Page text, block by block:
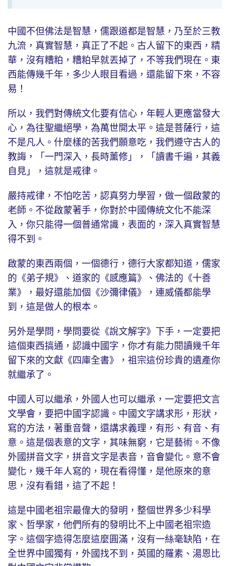
中國不但佛法是智慧，儒跟道都是智慧，乃至於三教
九流，真實智慧，真正了不起。古人留下的東西，精
華，沒有糟粕，糟粕早就丟掉了，不等我們現在。東
西能傳幾千年，多少人眼目看過，還能留下來，不容
易！
所以，我們對傳統文化要有信心，年輕人更應當發大
心，為往聖繼絕學，為萬世開太平。這是菩薩行，這
不是凡人。什麼樣的苦我們願意吃，我們遵守古人的
教誨，「一門深入，長時薰修」，「讀書千遍，其義
自見」，這就是戒律。
嚴持戒律，不怕吃苦，認真努力學習，做一個啟蒙的
老師。不從啟蒙著手，你對於中國傳統文化不能深
入，你只能得一個普通常識，表面的，深入真實智慧
得不到。
啟蒙的東西兩個，一個德行，德行大家都知道，儒家
的《弟子規》、道家的《感應篇》、佛法的《十善
業》，最好還能加個《沙彌律儀》，連威儀都能學
到，這是做人的根本。
另外是學問，學問要從《說文解字》下手，一定要把
這個東西搞通，認識中國字，你才有能力閱讀幾千年
留下來的文獻《四庫全書》，祖宗這份珍貴的遺產你
就繼承了。
中國人可以繼承，外國人也可以繼承，一定要把文言
文學會，要把中國字認識。中國文字講求形，形狀，
寫的方法，著重音聲，還講求義理，有形、有音、有
意。這是個表意的文字，其味無窮，它是藝術。不像
外國拼音文字，拼音文字是表音，音會變化。意不會
變化，幾千年人寫的，現在看得懂，是他原來的意
思，沒有看錯，這了不起！
這是中國老祖宗最偉大的發明，整個世界多少科學
家、哲學家，他們所有的發明比不上中國老祖宗造
字。這個字造得怎麼這麼圓滿，沒有一絲毫缺陷，在
全世界中國獨有，外國找不到，英國的羅素、湯恩比